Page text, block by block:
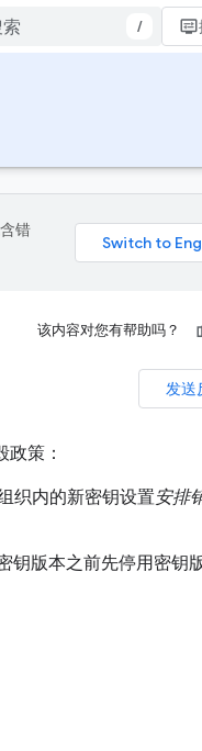
/
错
该内容对您有帮助吗？
发送
策：
织内的新密钥设置安排
钥版本之前先停用密钥版